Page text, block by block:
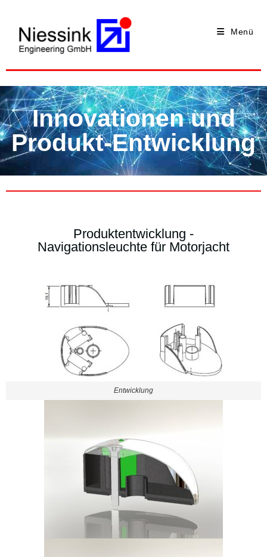
Menü
Innovationen und
Produkt-Entwicklung
Produktentwicklung -
Navigationsleuchte für Motorjacht
Entwicklung